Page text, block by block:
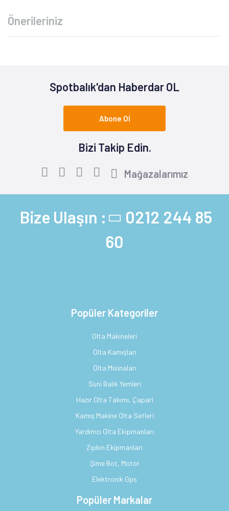
Önerileriniz
Spotbalık'dan Haberdar OL
Abone Ol
Bizi Takip Edin.
Mağazalarımız
Bize Ulaşın : 0212 244 85
60
Popüler Kategoriler
Olta Makineleri
Olta Kamışları
Olta Misinaları
Suni Balık Yemleri
Hazır Olta Takımı, Çapari
Kamış Makine Olta Setleri
Yardımcı Olta Ekipmanları
Zıpkın Ekipmanları
Şime Bot, Motor
Elektronik Gps
Popüler Markalar